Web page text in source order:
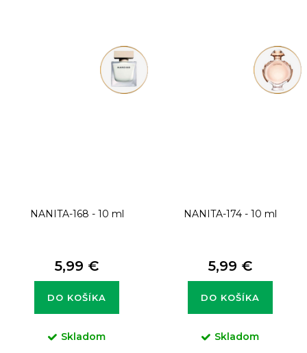
NANITA-168 - 10 ml
5,99 €
DO KOŠÍKA
Skladom
NANITA-174 - 10 ml
5,99 €
DO KOŠÍKA
Skladom